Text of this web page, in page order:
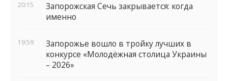
20:15
Запорожская Сечь закрывается: когда
именно
19:59
Запорожье вошло в тройку лучших в
конкурсе «Молодёжная столица Украины
– 2026»